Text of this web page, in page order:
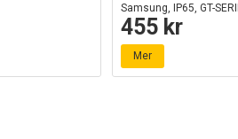
Samsung, IP65, GT-
455 kr
Mer